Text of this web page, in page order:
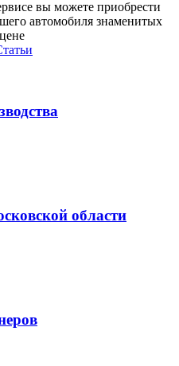
вы можете приобрести
автомобиля знаменитых
области